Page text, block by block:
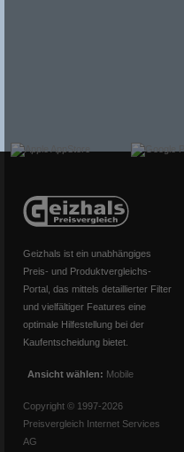
Geizhals ist ein unabhängiges
Preis- und Produktvergleichs-
Portal, das mittels detaillierter Filter
und vielfältiger Features eine
optimale Hilfestellung bei der
Kaufentscheidung bietet.
Ansicht wählen: Mobile
Copyright © 1997-2026
Preisvergleich Internet Services
AG